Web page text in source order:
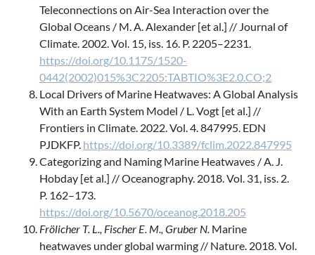
Teleconnections on Air-Sea Interaction over the
Global Oceans / M. A. Alexander [et al.] // Journal of
Climate. 2002. Vol. 15, iss. 16. P. 2205–2231.
https://doi.org/10.1175/1520-
0442(2002)015%3C2205:TABTIO%3E2.0.CO;2
Local Drivers of Marine Heatwaves: A Global Analysis
With an Earth System Model / L. Vogt [et al.] //
Frontiers in Climate. 2022. Vol. 4. 847995. EDN
PJDKFP. https://doi.org/10.3389/fclim.2022.847995
Categorizing and Naming Marine Heatwaves / A. J.
Hobday [et al.] // Oceanography. 2018. Vol. 31, iss. 2.
P. 162–173.
https://doi.org/10.5670/oceanog.2018.205
Frölicher T. L., Fischer E. M., Gruber N. Marine
heatwaves under global warming // Nature. 2018. Vol.